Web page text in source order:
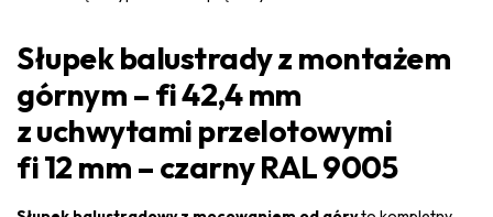
Słupek balustrady z montażem
górnym – fi 42,4 mm
z uchwytami przelotowymi
fi 12 mm – czarny RAL 9005